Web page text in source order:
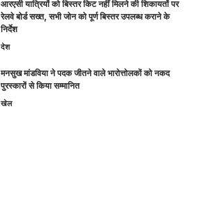
आरएसी यात्रियों को बिस्तर किट नहीं मिलने की शिकायतों पर
रेलवे बोर्ड सख्त, सभी जोन को पूर्ण बिस्तर उपलब्ध कराने के
निर्देश
देश
मनसुख मांडविया ने पदक जीतने वाले भारोत्तोलकों को नकद
पुरस्कारों से किया सम्मानित
खेल